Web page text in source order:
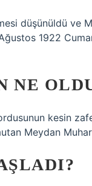
düşünüldü ve
1922
NE
kesin
Meydan